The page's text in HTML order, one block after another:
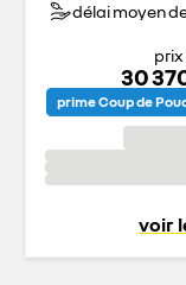
délai moyen
prix
30
prime Coup de
voir